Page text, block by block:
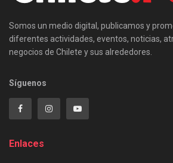
Somos un medio digital, publicamos y
diferentes actividades, eventos, noticias,
negocios de Chilete y sus alrededores.
Síguenos
Enlaces